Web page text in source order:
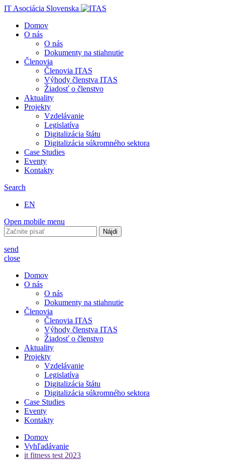
IT Asociácia Slovenska
Domov
O nás
O nás
Dokumenty na stiahnutie
Členovia
Členovia ITAS
Výhody členstva ITAS
Žiadosť o členstvo
Aktuality
Projekty
Vzdelávanie
Legislatíva
Digitalizácia štátu
Digitalizácia súkromného sektora
Case Studies
Eventy
Kontakty
Search
EN
Open mobile menu
Hľadať:
send
close
Domov
O nás
O nás
Dokumenty na stiahnutie
Členovia
Členovia ITAS
Výhody členstva ITAS
Žiadosť o členstvo
Aktuality
Projekty
Vzdelávanie
Legislatíva
Digitalizácia štátu
Digitalizácia súkromného sektora
Case Studies
Eventy
Kontakty
Domov
Vyhľadávanie
it fitness test 2023